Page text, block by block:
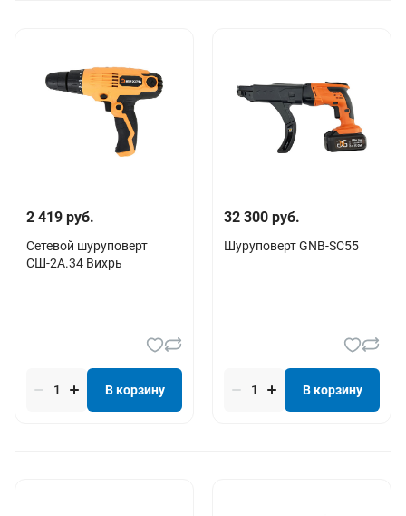
2 419 руб.
Сетевой шуруповерт
СШ-2А.34 Вихрь
В корзину
32 300 руб.
Шуруповерт GNB-SC55
В корзину